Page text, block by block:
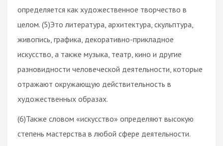
определяется как художественное творчество в
целом. (5)Это литература, архитектура, скульптура,
живопись, графика, декоративно-прикладное
искусство, а также музыка, театр, кино и другие
разновидности человеческой деятельности, которые
отражают окружающую действительность в
художественных образах.
(6)Также словом «искусство» определяют высокую
степень мастерства в любой сфере деятельности.